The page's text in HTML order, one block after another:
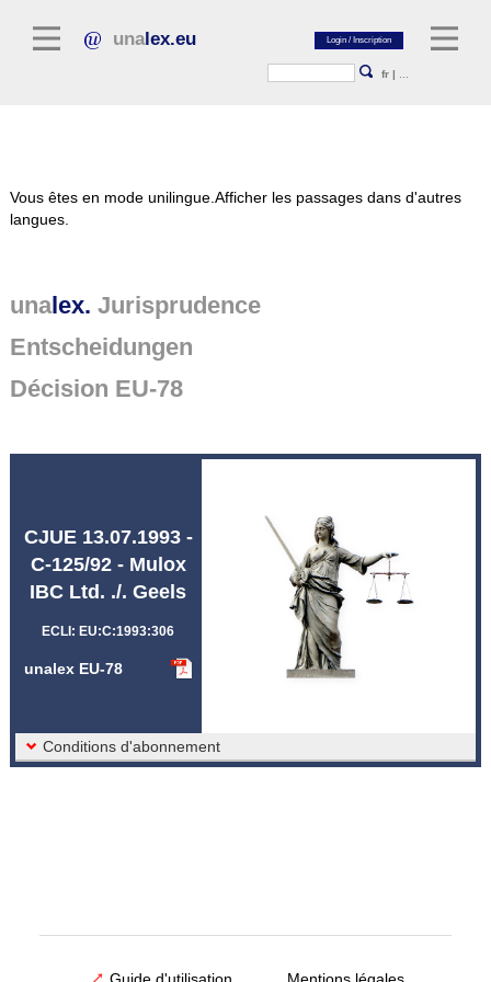
unalex.eu
fr |
Textes législatifs
Jurisprudence
Vous êtes en mode unilingue. Afficher les passages dans d'autres
langues.
unalex. Jurisprudence
Entscheidungen
Décision EU-78
CJUE 13.07.1993 -
C-125/92 - Mulox
IBC Ltd. ./. Geels
ECLI: EU:C:1993:306
unalex EU-78
Conditions d'abonnement